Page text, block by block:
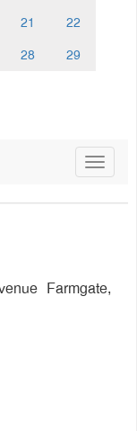
21
22
28
29
Toggle
Farmgate,